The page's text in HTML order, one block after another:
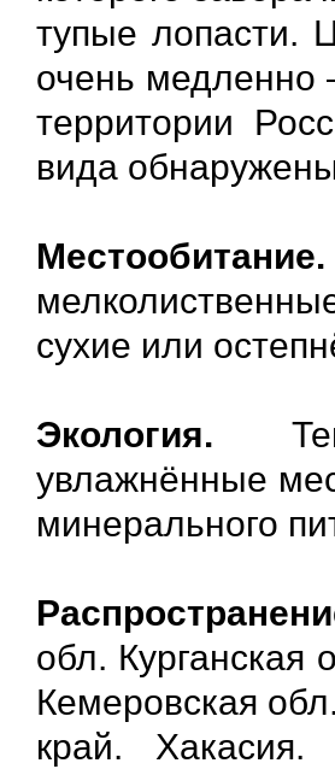
тупые лопасти.
очень медленно
территории
вида
сухие или
Экология.
увлажнённые
минерального
обл. Курганская
Кемеровская
край.